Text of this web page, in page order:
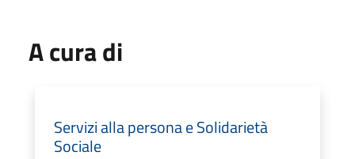
A cura di
Servizi alla persona e Solidarietà
Sociale